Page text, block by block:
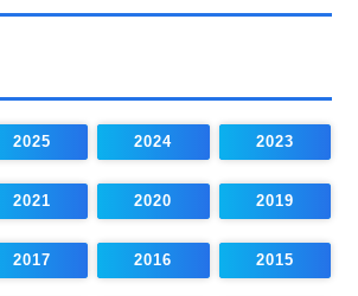
2025 2024 2023
2021 2020 2019
2017 2016 2015